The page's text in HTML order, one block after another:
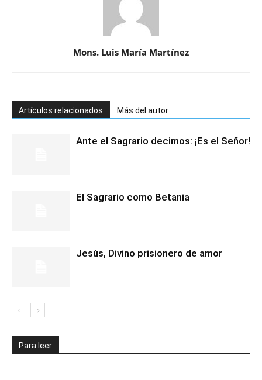
Mons. Luis María Martínez
Artículos relacionados Más del autor
Ante el Sagrario decimos: ¡Es el Señor!
El Sagrario como Betania
Jesús, Divino prisionero de amor
Para leer